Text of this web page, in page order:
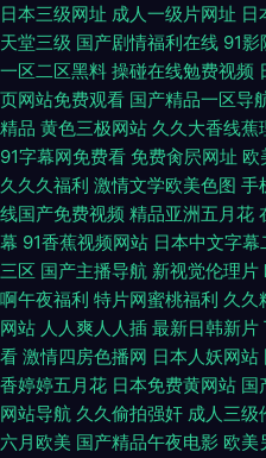
美女 久久不射中文字幕 97人妻免费
97精品在线视频观看 欧洲性爱AV网
产浮力91 97yi视频 欧美专区综合福
交 97资源超碰在线 亚洲18无套内射
草伊人五月天 AV网址在线播放 日韩
利社合集 狼色尤物苹果TV影院 AV
亚洲中文娱乐91黑料 先锋影音黑料
刺激 中日男女黄色 欧美图色图片区
日本三级网址 成人一级片网址 日
天堂三级 国产剧情福利在线 91影
一区二区黑料 操碰在线勉费视频
页网站免费观看 国产精品一区导
精品 黄色三极网站 久久大香线蕉
91字幕网免费看 免费肏屄网址 欧
久久久福利 激情文学欧美色图 手
线国产免费视频 精品亚洲五月花
幕 91香蕉视频网站 日本中文字幕
三区 国产主播导航 新视觉伦理片
啊午夜福利 特片网蜜桃福利 久久
网站 人人爽人人插 最新日韩新片
看 激情四房色播网 日本人妖网站
香婷婷五月花 日本免费黄网站 国
网站导航 久久偷拍强奸 成人三级
六月欧美 国产精品午夜电影 欧美